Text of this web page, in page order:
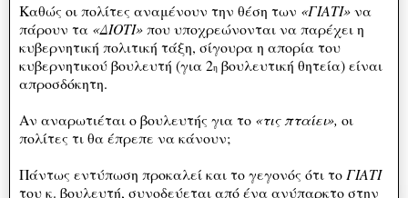
Καθώς οι πολίτες αναμένουν την θέση των «ΓΙΑΤΙ»να
πάρουν τα «ΔΙΟΤΙ»που υποχρεώνονται να παρέχει η
κυβερνητική πολιτική τάξη, σίγουρα η απορία του
κυβερνητικού βουλευτή (για 2η βουλευτική θητεία) είναι
απροσδόκητη.
Αν αναρωτιέται ο βουλευτής για το «τις πταίει», οι
πολίτες τι θα έπρεπε να κάνουν;
Πάντως εντύπωση προκαλεί και το γεγονός ότι τοΓΙΑΤΙ
του κ. βουλευτή, συνοδεύεται από ένα ανύπαρκτο στην